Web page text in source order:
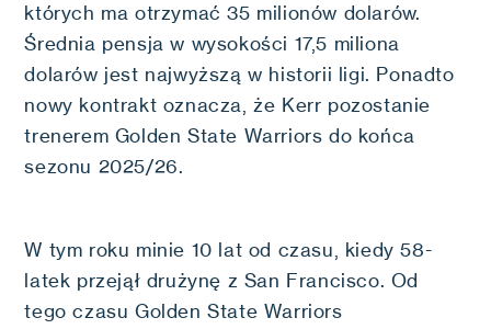
których ma otrzymać 35 milionów dolarów.
Średnia pensja w wysokości 17,5 miliona
dolarów jest najwyższą w historii ligi. Ponadto
nowy kontrakt oznacza, że Kerr pozostanie
trenerem Golden State Warriors do końca
sezonu 2025/26.
W tym roku minie 10 lat od czasu, kiedy 58-
latek przejął drużynę z San Francisco. Od
tego czasu Golden State Warriors